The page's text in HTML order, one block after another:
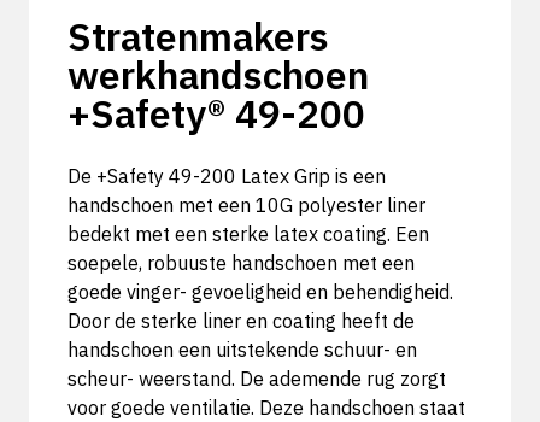
Stratenmakers
werkhandschoen
+Safety® 49-200
De +Safety 49-200 Latex Grip is een
handschoen met een 10G polyester liner
bedekt met een sterke latex coating. Een
soepele, robuuste handschoen met een
goede vinger- gevoeligheid en behendigheid.
Door de sterke liner en coating heeft de
handschoen een uitstekende schuur- en
scheur- weerstand. De ademende rug zorgt
voor goede ventilatie. Deze handschoen staat